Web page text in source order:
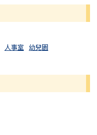
人事室 幼兒園